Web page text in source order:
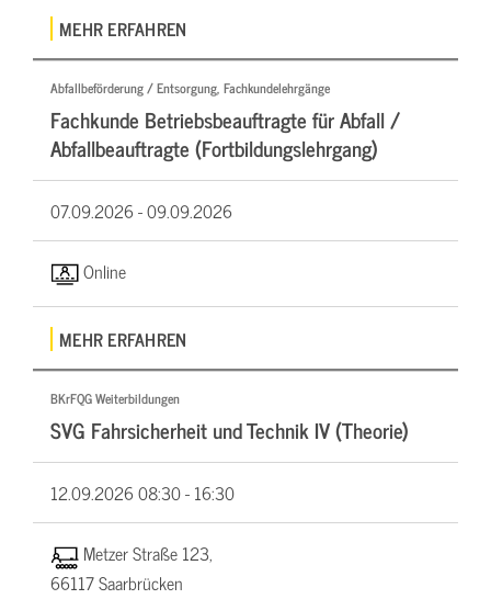
MEHR ERFAHREN
Abfallbeförderung / Entsorgung, Fachkundelehrgänge
Fachkunde Betriebsbeauftragte für Abfall /
Abfallbeauftragte (Fortbildungslehrgang)
07.09.2026 -09.09.2026
Online
MEHR ERFAHREN
BKrFQG Weiterbildungen
SVG Fahrsicherheit und Technik IV (Theorie)
12.09.202608:30 - 16:30
Metzer Straße 123,
66117 Saarbrücken